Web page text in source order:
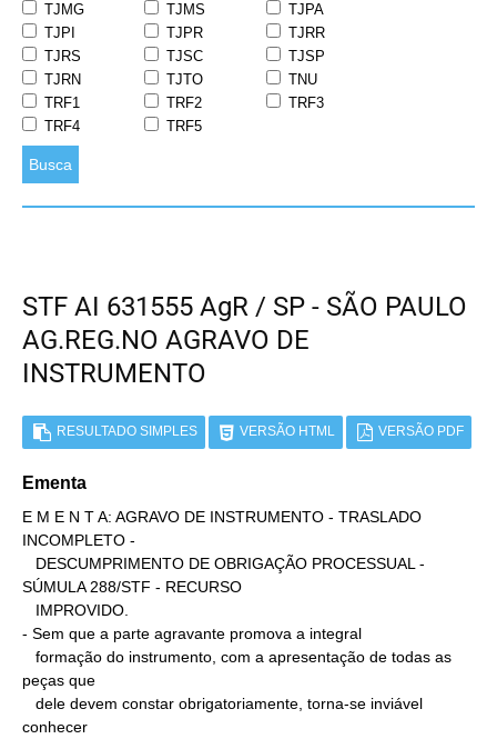
TJMG
TJMS
TJPA
TJPI
TJPR
TJRR
TJRS
TJSC
TJSP
TJRN
TJTO
TNU
TRF1
TRF2
TRF3
TRF4
TRF5
Busca
STF AI 631555 AgR / SP - SÃO PAULO
AG.REG.NO AGRAVO DE
INSTRUMENTO
RESULTADO SIMPLES VERSÃO HTML VERSÃO PDF
Ementa
E M E N T A: AGRAVO DE INSTRUMENTO - TRASLADO
INCOMPLETO -
SÚMULA 288/STF - RECURSO
- Sem que a parte agravante promova a integral
peças que
conhecer